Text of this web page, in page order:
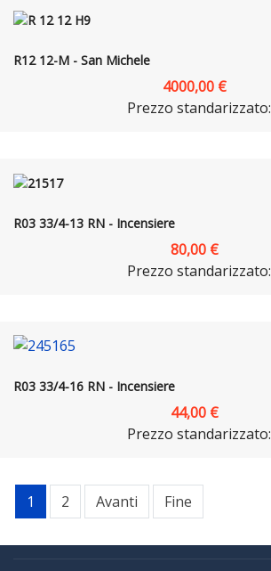
R12 12-M - San Michele
4000,00 €
Prezzo standarizzato:
R03 33/4-13 RN - Incensiere
80,00 €
Prezzo standarizzato:
R03 33/4-16 RN - Incensiere
44,00 €
Prezzo standarizzato:
1 2 Avanti Fine